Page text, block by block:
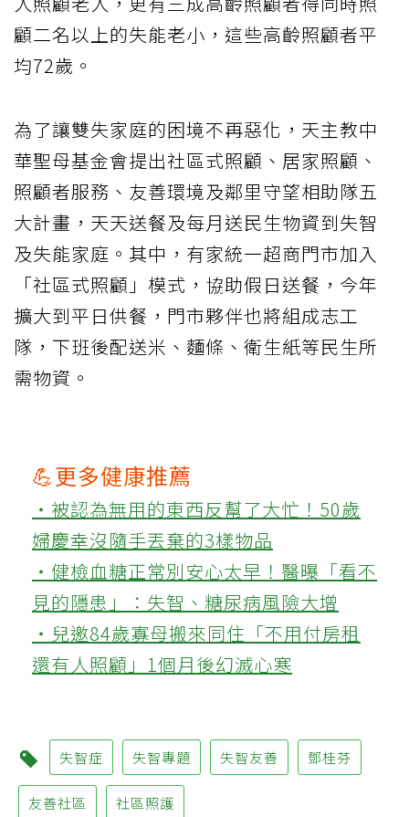
顧二名以上的失能老小，這些高齡照顧者平
均72歲。
為了讓雙失家庭的困境不再惡化，天主教中
華聖母基金會提出社區式照顧、居家照顧、
照顧者服務、友善環境及鄰里守望相助隊五
大計畫，天天送餐及每月送民生物資到失智
及失能家庭。其中，有家統一超商門市加入
「社區式照顧」模式，協助假日送餐，今年
擴大到平日供餐，門市夥伴也將組成志工
隊，下班後配送米、麵條、衛生紙等民生所
需物資。
💪更多健康推薦
‧被認為無用的東西反幫了大忙！50歲
婦慶幸沒隨手丟棄的3樣物品
‧健檢血糖正常別安心太早！醫曝「看不
見的隱患」：失智、糖尿病風險大增
‧兒邀84歲寡母搬來同住「不用付房租
還有人照顧」1個月後幻滅心寒
失智症 失智專題 失智友善 鄧桂芬
友善社區 社區照護